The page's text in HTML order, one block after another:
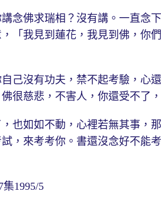
佛求瑞相？沒有講。一直念下
「我見到蓮花，我見到佛，你
沒有功夫，禁不起考驗，心
很慈悲，不害人，你還受不了
如如不動，心裡若無其事，
，來考考你。書還沒念好不能
1995/5